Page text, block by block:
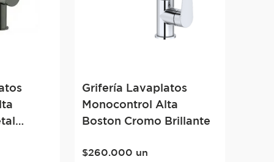
Grifería Lavaplatos
Monocontrol Alta
Boston Cromo Brillante
$260.000 un